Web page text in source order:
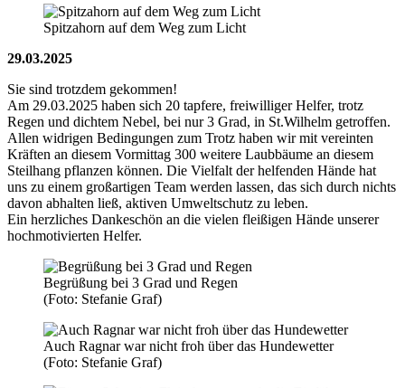
Spitzahorn auf dem Weg zum Licht
29.03.2025
Sie sind trotzdem gekommen!
Am 29.03.2025 haben sich 20 tapfere, freiwilliger Helfer, trotz
Regen und dichtem Nebel, bei nur 3 Grad, in St.Wilhelm getroffen.
Allen widrigen Bedingungen zum Trotz haben wir mit vereinten
Kräften an diesem Vormittag 300 weitere Laubbäume an diesem
Steilhang pflanzen können. Die Vielfalt der helfenden Hände hat
uns zu einem großartigen Team werden lassen, das sich durch nichts
davon abhalten ließ, aktiven Umweltschutz zu leben.
Ein herzliches Dankeschön an die vielen fleißigen Hände unserer
hochmotivierten Helfer.
Begrüßung bei 3 Grad und Regen
(Foto: Stefanie Graf)
Auch Ragnar war nicht froh über das Hundewetter
(Foto: Stefanie Graf)